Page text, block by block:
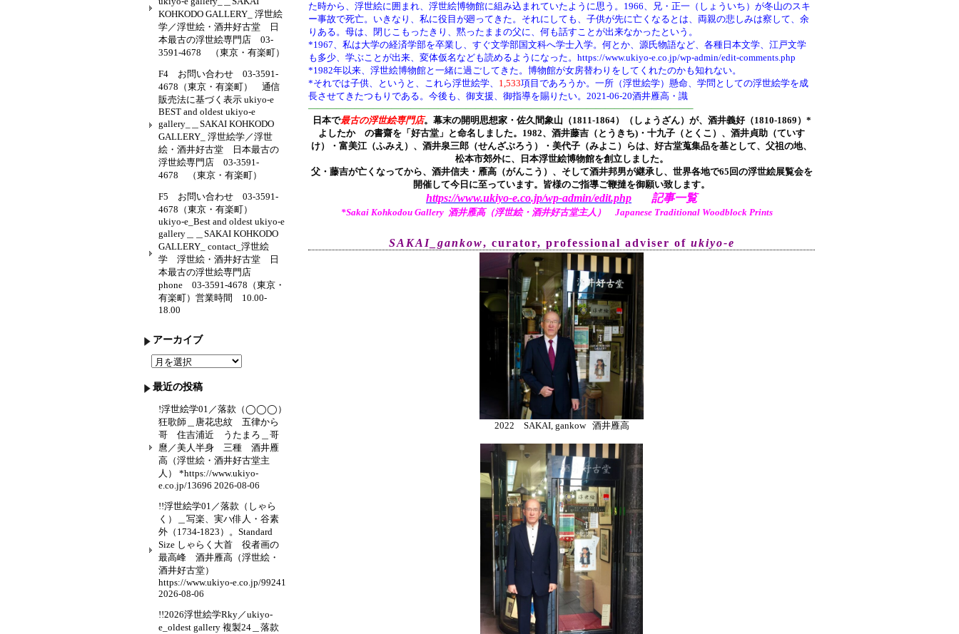
た時から、浮世絵に囲まれ、浮世絵博物館に組み込まれていたように思う。1966、兄・正一（しょういち）が冬山のスキ
ー事故で死亡。いきなり、私に役目が廻ってきた。それにしても、子供が先に亡くなるとは、両親の悲しみは察して、余
りある。母は、閉じこもったきり、黙ったままの父に、何も話すことが出来なかったという。
*1967、私は大学の経済学部を卒業し、すぐ文学部国文科へ学士入学。何とか、源氏物語など、各種日本文学、江戸文学
も多少、学ぶことが出来、変体仮名なども読めるようになった。https://www.ukiyo-e.co.jp/wp-admin/edit-comments.php
*1982年以来、浮世絵博物館と一緒に過ごしてきた。博物館が女房替わりをしてくれたのかも知れない。
*それでは子供、というと、これら浮世絵学、 1,533項目であろうか。一所（浮世絵学）懸命、学問としての浮世絵学を成
長させてきたつもりである。今後も、御支援、御指導を賜りたい。2021-06-20酒井雁高・識
—————————————————————————————————————————–
日本で最古の浮世絵専門店。幕末の開明思想家・ 佐久間象山（1811-1864）（しょうざん）が、酒井義好（1810-1869）*
よしたか の書齋を「好古堂」と命名しました。 1982、酒井藤吉（とうきち)・十九子（とくこ）、酒井貞助（ていす
け）・富美江（ふみえ）、酒井泉三郎（せんざぶろう）・美代子（みよこ）らは、好古堂蒐集品を基として、父祖の地、
松本市郊外に、日本浮世絵博物館を創立しました。
父・藤吉が亡くなってから、酒井信夫・雁高（がんこう）、そして酒井邦男が継承し、世界各地で65回の浮世絵展覧会を
開催して今日に至っています。皆様のご指導ご鞭撻を御願い致します。
https://www.ukiyo-e.co.jp/wp-admin/edit.php 記事一覧
*Sakai Kohkodou Gallery 酒井雁高（浮世絵・酒井好古堂主人） Japanese Traditional Woodblock Prints
SAKAI_gankow, curator, professional adviser of ukiyo-e
2022 SAKAI, gankow 酒井雁高
KOHKODO GALLERY_ 浮世絵
学／浮世絵・酒井好古堂 日
本最古の浮世絵専門店 03-
3591-4678 （東京・有楽町）
F4 お問い合わせ 03-3591-
4678（東京・有楽町） 通信
販売法に基づく表示 ukiyo-e
BEST and oldest ukiyo-e
gallery_＿SAKAI KOHKODO
GALLERY_ 浮世絵学／浮世
絵・酒井好古堂 日本最古の
浮世絵専門店 03-3591-
4678 （東京・有楽町）
F5 お問い合わせ 03-3591-
4678（東京・有楽町）
ukiyo-e_Best and oldest ukiyo-e
gallery＿＿SAKAI KOHKODO
GALLERY_ contact_浮世絵
学 浮世絵・酒井好古堂 日
本最古の浮世絵専門店
phone 03-3591-4678（東京・
有楽町）営業時間 10.00-
18.00
アーカイブ
ア
ー
カ
イ
最近の投稿
!浮世絵学01／落款（◯◯◯）
狂歌師＿唐花忠紋 五律から
哥 住吉浦近 うたまろ＿哥
麿／美人半身 三種 酒井雁
高（浮世絵・酒井好古堂主
人） *https://www.ukiyo-
e.co.jp/13696 2026-08-06
!!浮世絵学01／落款（しゃら
く）＿写楽、実ハ俳人・谷素
外（1734-1823）。Standard
Size しゃらく大首 役者画の
最高峰 酒井雁高（浮世絵・
酒井好古堂）
https://www.ukiyo-e.co.jp/99241
2026-08-06
!!2026浮世絵学Rky／ukiyo-
e_oldest gallery 複製24＿落款